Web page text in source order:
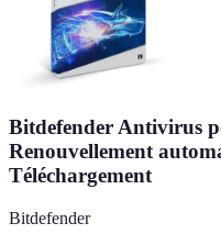
Bitdefender Antivirus
Renouvellement
Téléchargement
Bitdefender